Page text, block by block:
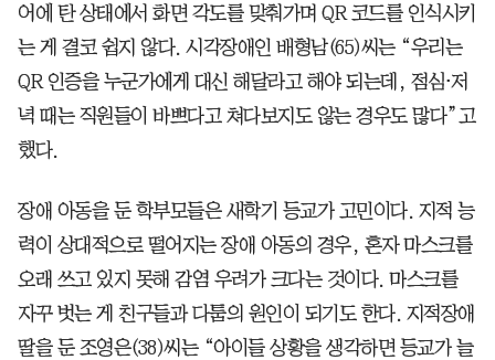
어에 탄 상태에서 화면 각도를 맞춰가며 QR 코드를 인식시키
는 게 결코 쉽지 않다. 시각장애인 배형남(65)씨는 “우리는
QR 인증을 누군가에게 대신 해달라고 해야 되는데, 점심⋅저
녁 때는 직원들이 바쁘다고 쳐다보지도 않는 경우도 많다”고
했다.
장애 아동을 둔 학부모들은 새학기 등교가 고민이다. 지적 능
력이 상대적으로 떨어지는 장애 아동의 경우, 혼자 마스크를
오래 쓰고 있지 못해 감염 우려가 크다는 것이다. 마스크를
자꾸 벗는 게 친구들과 다툼의 원인이 되기도 한다. 지적장애
딸을 둔 조영은(38)씨는 “아이들 상황을 생각하면 등교가 늘